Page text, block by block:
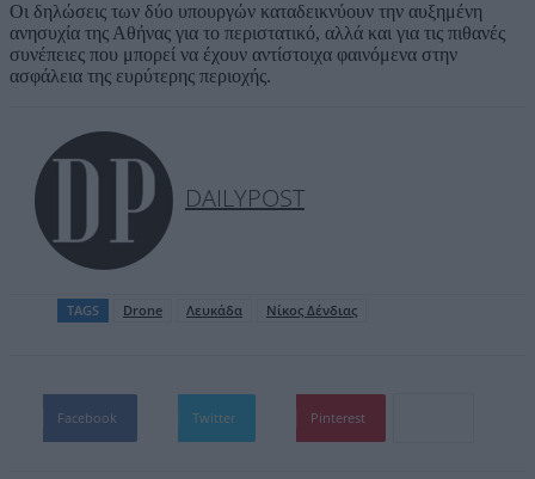
Οι δηλώσεις των δύο υπουργών καταδεικνύουν την αυξημένη
ανησυχία της Αθήνας για το περιστατικό, αλλά και για τις πιθανές
συνέπειες που μπορεί να έχουν αντίστοιχα φαινόμενα στην
ασφάλεια της ευρύτερης περιοχής.
DAILYPOST
TAGS Drone Λευκάδα Νίκος Δένδιας
Facebook Twitter Pinterest